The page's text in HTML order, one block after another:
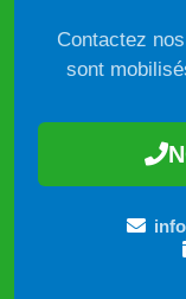
Contactez
sont